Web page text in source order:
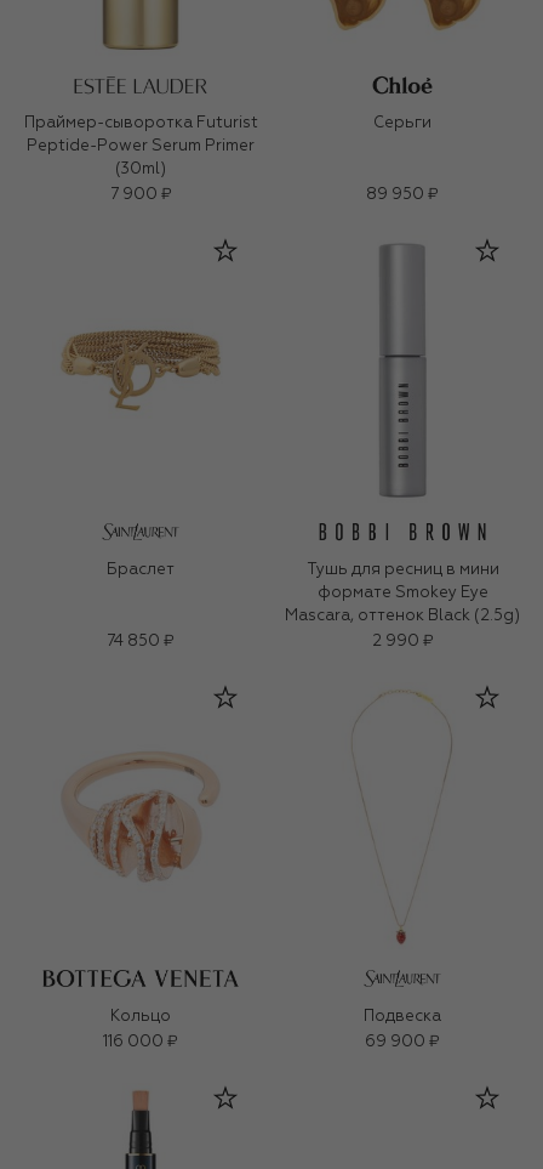
Праймер-сыворотка Futurist
Peptide-Power Serum Primer
(30ml)
7 900 ₽
Серьги
89 950 ₽
Браслет
74 850 ₽
Тушь для ресниц в мини
формате Smokey Eye
Mascara, оттенок Black (2.5g)
2 990 ₽
Кольцо
116 000 ₽
Подвеска
69 900 ₽